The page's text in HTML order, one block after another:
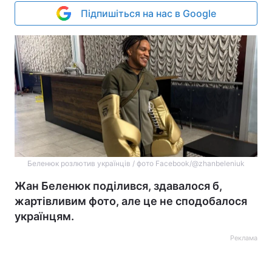
Підпишіться на нас в Google
Беленюк розлютив українців / фото Facebook/@zhanbeleniuk
Жан Беленюк поділився, здавалося б,
жартівливим фото, але це не сподобалося
українцям.
Реклама